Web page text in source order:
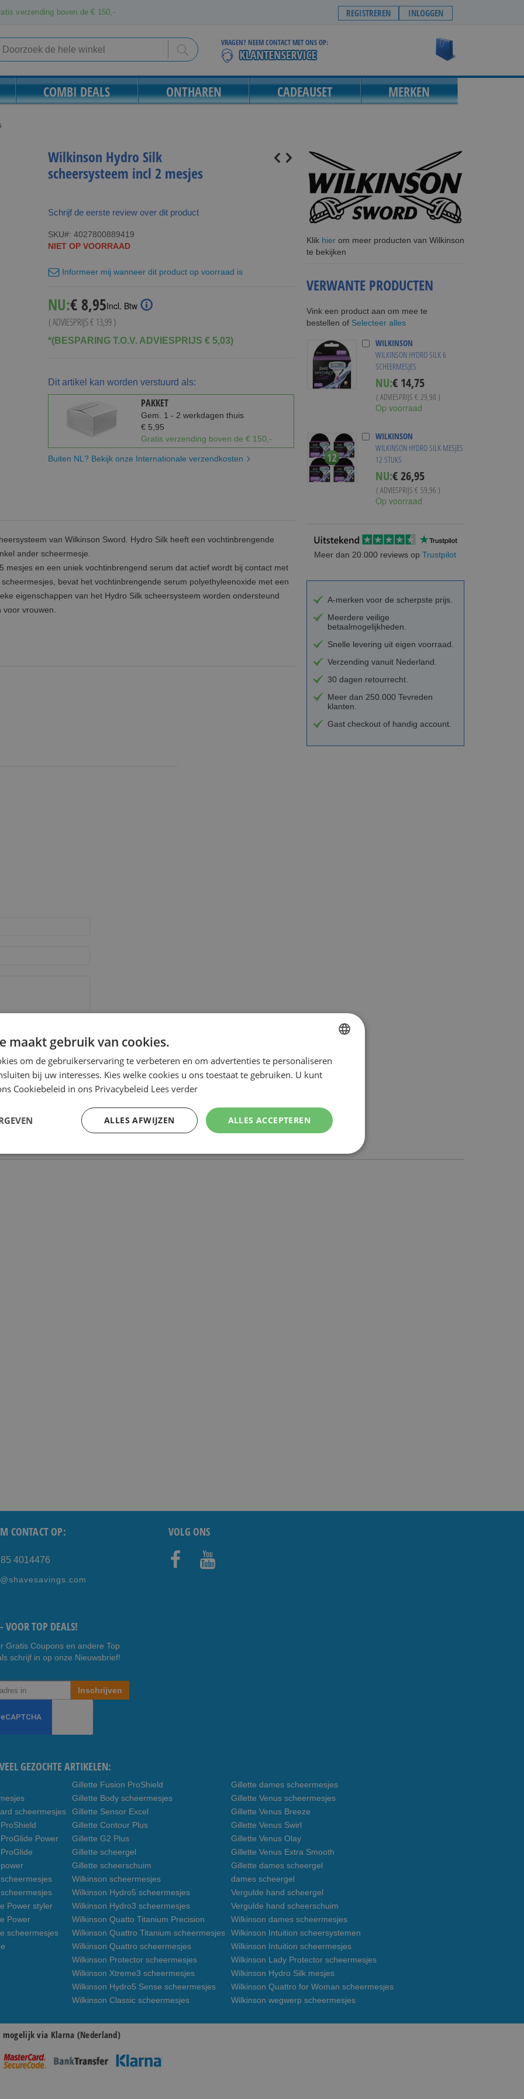
verzending boven de € 150,- REGISTREREN INLOGGEN
Search
VRAGEN? NEEM CONTACT MET ONS OP:
COMBI DEALS ONTHAREN CADEAUSET MERKEN
Wilkinson Hydro Silk
scheersysteem incl 2 mesjes
Schrijf de eerste review over dit product
SKU
4027800889419
NIET OP VOORRAAD
Informeer mij wanneer dit product op voorraad is
NU: Special
Price
€ 8,95Incl. Btw
( ADVIESPRIJS€ 13,99)
*(BESPARING T.O.V. ADVIESPRIJS € 5,03)
Dit artikel kan worden verstuurd als:
PAKKET
Gem. 1 - 2 werkdagen thuis
€ 5,95
Gratis verzending boven de € 150,-
Buiten NL? Bekijk onze Internationale verzendkosten
Klik hierom meer producten van Wilkinson
te bekijken
VERWANTE PRODUCTEN
Vink een product aan om mee te
bestellen of Selecteer alles
WILKINSON
WILKINSON HYDRO SILK 6
SCHEERMESJES
NU:Special
Price
€ 14,75
( ADVIESPRIJS € 29,98 )
Op voorraad
WILKINSON
WILKINSON HYDRO SILK MESJES
12 STUKS
NU:Special
Price
€ 26,95
( ADVIESPRIJS € 59,96 )
Op voorraad
Meer dan 20.000 reviews opTrustpilot
A-merken voor de scherpste prijs.
Meerdere veilige
betaalmogelijkheden.
Snelle levering uit eigen voorraad.
Verzending vanuit Nederland.
30 dagen retourrecht.
Meer dan 250.000 Tevreden
klanten.
Gast checkout of handig account.
van Wilkinson Sword. Hydro Silk heeft een vochtinbrengende
ander scheermesje.
mesjes en een uniek vochtinbrengend serum dat actief wordt bij contact met
bevat het vochtinbrengende serum polyethyleenoxide met een
eigenschappen van het Hydro Silk scheersysteem worden ondersteund
vrouwen.
Review versturen
CONTACT OP:
4014476
VOLG ONS
VOOR TOP DEALS!
Gratis Coupons en andere Top
schrijf in op onze Nieuwsbrief!
Inschrijven
GEZOCHTE ARTIKELEN:
scheermesjes
Power
Power styler
Power
scheermesjes
Gillette Fusion ProShield
Gillette Body scheermesjes
Gillette Sensor Excel
Gillette Contour Plus
Gillette G2 Plus
Gillette scheergel
Gillette scheerschuim
Wilkinson scheermesjes
Wilkinson Hydro5 scheermesjes
Wilkinson Hydro3 scheermesjes
Wilkinson Quatto Titanium Precision
Wilkinson Quattro Titanium scheermesjes
Wilkinson Quattro scheermesjes
Wilkinson Protector scheermesjes
Wilkinson Xtreme3 scheermesjes
Wilkinson Hydro5 Sense scheermesjes
Wilkinson Classic scheermesjes
Gillette dames scheermesjes
Gillette Venus scheermesjes
Gillette Venus Breeze
Gillette Venus Swirl
Gillette Venus Olay
Gillette Venus Extra Smooth
Gillette dames scheergel
dames scheergel
Vergulde hand scheergel
Vergulde hand scheerschuim
Wilkinson dames scheermesjes
Wilkinson Intuition scheersystemen
Wilkinson Intuition scheermesjes
Wilkinson Lady Protector scheermesjes
Wilkinson Hydro Silk mesjes
Wilkinson Quattro for Woman scheermesjes
Wilkinson wegwerp scheermesjes
mogelijk via Klarna (Nederland)
DUTCH
ENGLISH
maakt gebruik van cookies.
om de gebruikerservaring te verbeteren en om advertenties te personaliseren
bij uw interesses. Kies welke cookies u ons toestaat te gebruiken. U kunt
Cookiebeleid in ons Privacybeleid Lees verder
ALLES ACCEPTEREN
ALLES AFWIJZEN